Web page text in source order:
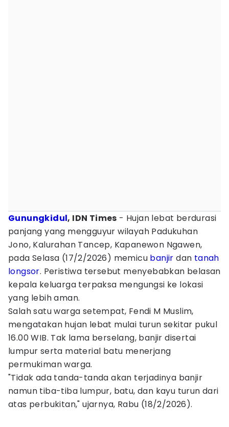
Gunungkidul, IDN Times - Hujan lebat berdurasi
panjang yang mengguyur wilayah Padukuhan
Jono, Kalurahan Tancep, Kapanewon Ngawen,
pada Selasa (17/2/2026) memicu banjir dan tanah
longsor. Peristiwa tersebut menyebabkan belasan
kepala keluarga terpaksa mengungsi ke lokasi
yang lebih aman.
Salah satu warga setempat, Fendi M Muslim,
mengatakan hujan lebat mulai turun sekitar pukul
16.00 WIB. Tak lama berselang, banjir disertai
lumpur serta material batu menerjang
permukiman warga.
‎"Tidak ada tanda-tanda akan terjadinya banjir
namun tiba-tiba lumpur, batu, dan kayu turun dari
atas perbukitan," ujarnya, Rabu (18/2/2026).